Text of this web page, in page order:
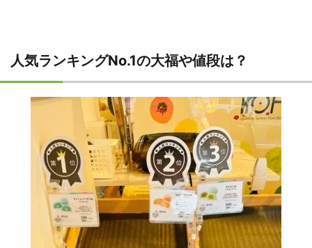
人気ランキングNo.1の大福や値段は？